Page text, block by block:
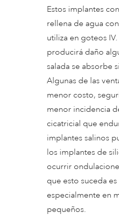
Estos implantes
rellena de agua
utiliza en goteos
producirá daño
salada se absorbe
Algunas de las
menor costo,
menor incidencia
cicatricial que
implantes salinos
los implantes de
ocurrir
que esto suceda
especialmente en
pequeños.